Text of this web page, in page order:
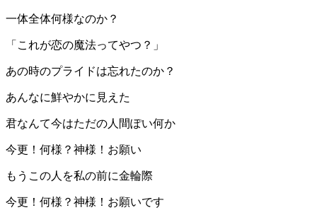
一体全体何様なのか？
「これが恋の魔法ってやつ？」
あの時のプライドは忘れたのか？
あんなに鮮やかに見えた
君なんて今はただの人間ぽい何か
今更！何様？神様！お願い
もうこの人を私の前に金輪際
今更！何様？神様！お願いです